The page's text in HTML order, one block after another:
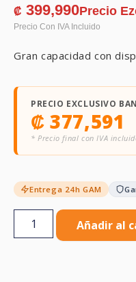
₡ 399,990
Gran capacidad con
PRECIO EXCLUSIVO
₡ 377,591
* Precio final con IVA
Entrega 24h GAM
Añadir al